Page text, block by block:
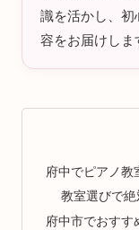
識を活かし、初
容をお届けしま
府中でピアノ教
教室選びで
府中市でおすす